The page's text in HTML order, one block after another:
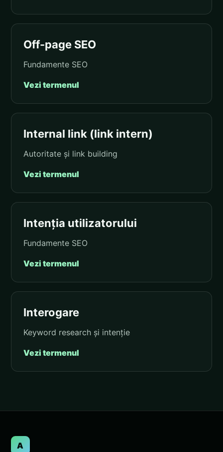
Off-page SEO
Fundamente SEO
Vezi termenul
Internal link (link intern)
Autoritate și link building
Vezi termenul
Intenția utilizatorului
Fundamente SEO
Vezi termenul
Interogare
Keyword research și intenție
Vezi termenul
A